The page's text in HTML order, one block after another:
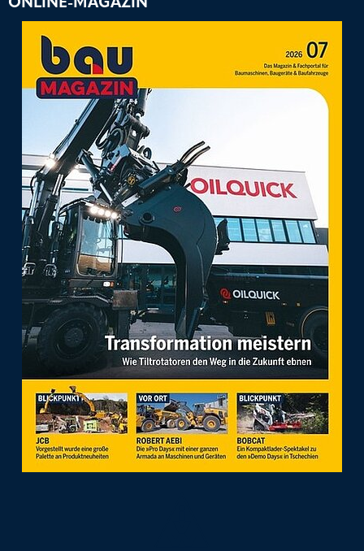
ONLINE-MAGAZIN